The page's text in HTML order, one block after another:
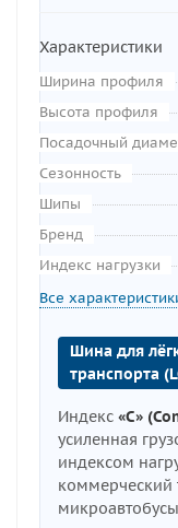
Характеристики
Ширина профиля
Высота профиля
Посадочный
Сезонность
Шипы
Бренд
Индекс нагрузки
Все
Шина для
транспорта
Индекс «C»
усиленная
индексом
коммерческий